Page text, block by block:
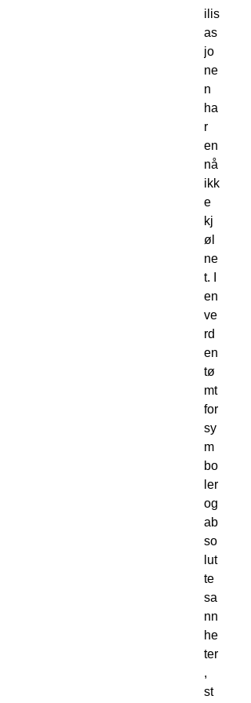
ilis
as
jo
ne
n
ha
r
en
nå
ikk
e
kj
øl
ne
t. I
en
ve
rd
en
tø
mt
for
sy
m
bo
ler
og
ab
so
lut
te
sa
nn
he
ter
,
st